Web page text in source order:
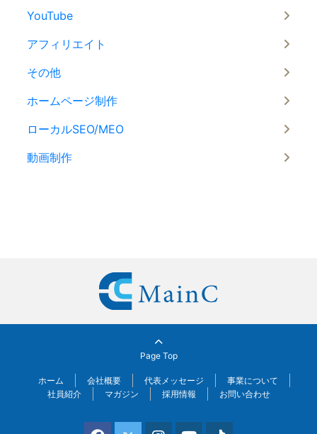
YouTube
アフィリエイト
その他
ホームページ制作
ローカルSEO/MEO
動画制作
Page Top
ホーム 会社概要 代表メッセージ
事業について
社員紹介
マガジン 採用情報 お問い合わせ